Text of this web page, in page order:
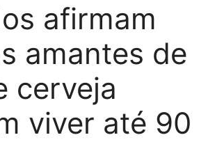
afirmam
amantes de
cerveja
viver até 90